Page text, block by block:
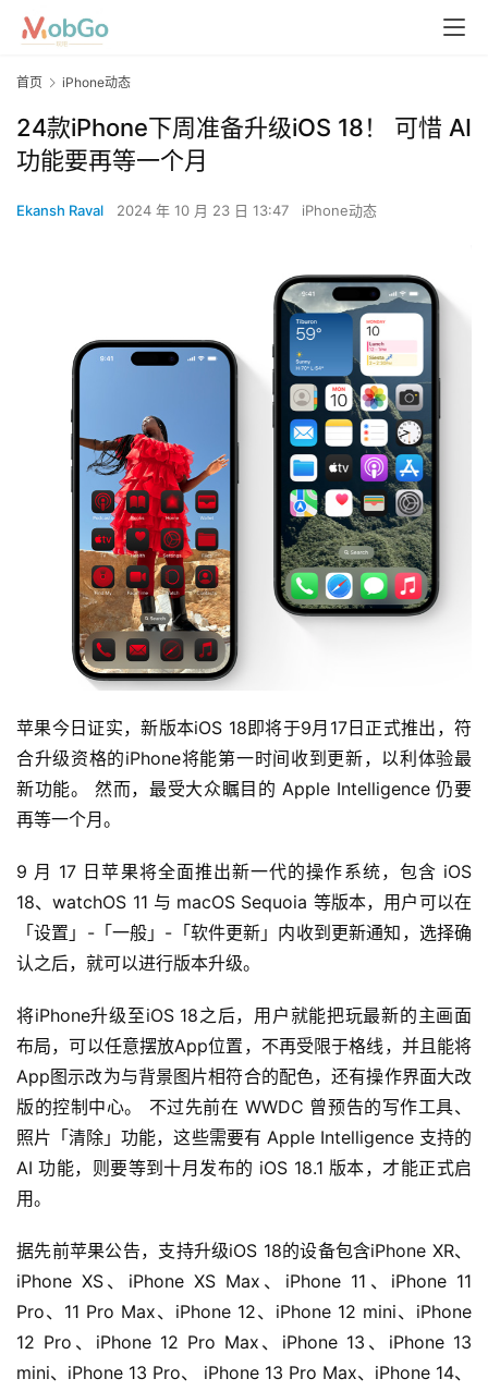
首页 iPhone动态
24款iPhone下周准备升级iOS 18！ 可惜 AI
功能要再等一个月
Ekansh Raval 2024 年 10 月 23 日 13:47 iPhone动态
苹果今日证实，新版本iOS 18即将于9月17日正式推出，符
合升级资格的iPhone将能第一时间收到更新，以利体验最
新功能。 然而，最受大众瞩目的 Apple Intelligence 仍要
再等一个月。
9 月 17 日苹果将全面推出新一代的操作系统，包含 iOS
18、watchOS 11 与 macOS Sequoia 等版本，用户可以在
「设置」-「一般」-「软件更新」内收到更新通知，选择确
认之后，就可以进行版本升级。
将iPhone升级至iOS 18之后，用户就能把玩最新的主画面
布局，可以任意摆放App位置，不再受限于格线，并且能将
App图示改为与背景图片相符合的配色，还有操作界面大改
版的控制中心。 不过先前在 WWDC 曾预告的写作工具、
照片「清除」功能，这些需要有 Apple Intelligence 支持的
AI 功能，则要等到十月发布的 iOS 18.1 版本，才能正式启
用。
据先前苹果公告，支持升级iOS 18的设备包含iPhone XR、
iPhone XS、iPhone XS Max、iPhone 11、iPhone 11
Pro、11 Pro Max、iPhone 12、iPhone 12 mini、iPhone
12 Pro、iPhone 12 Pro Max、iPhone 13、iPhone 13
mini、iPhone 13 Pro、 iPhone 13 Pro Max、iPhone 14、